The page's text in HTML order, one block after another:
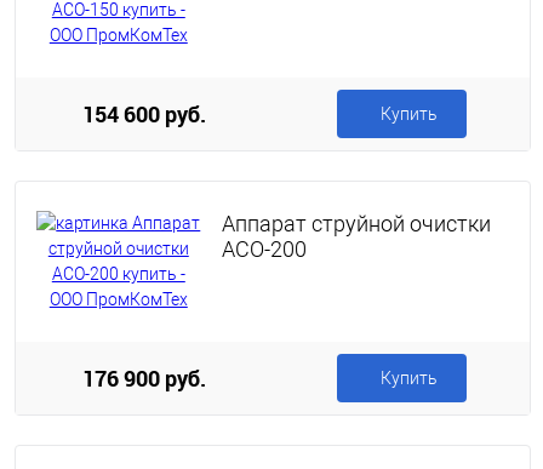
154 600 руб. Купить
Аппарат струйной очистки
АСО-200
176 900 руб. Купить